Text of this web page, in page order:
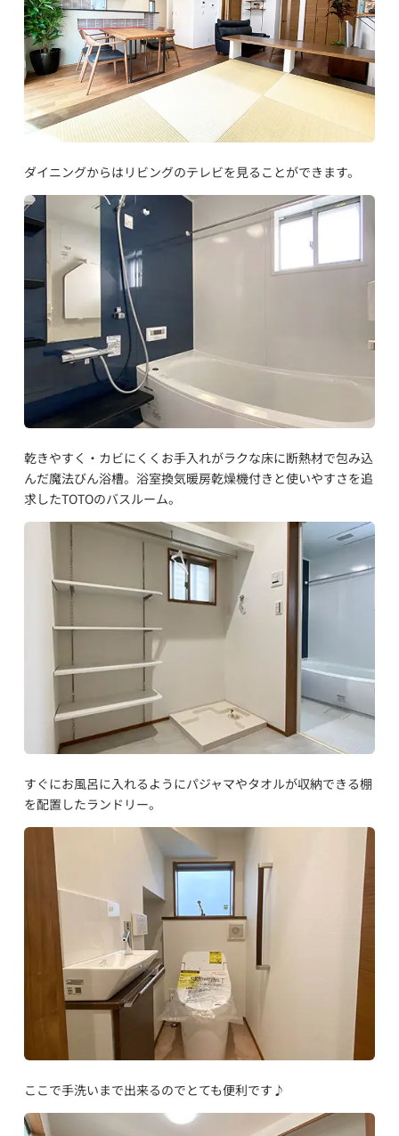
ダイニングからはリビングのテレビを見ることができます。
乾きやすく・カビにくくお手入れがラクな床に断熱材で包み込
んだ魔法びん浴槽。浴室換気暖房乾燥機付きと使いやすさを追
求したTOTOのバスルーム。
すぐにお風呂に入れるようにパジャマやタオルが収納できる棚
を配置したランドリー。
ここで手洗いまで出来るのでとても便利です♪